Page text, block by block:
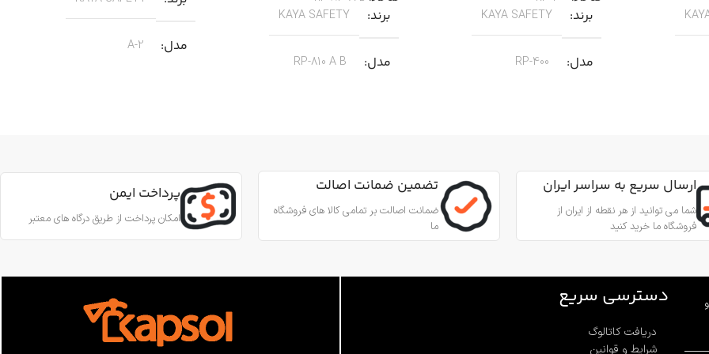
افقی و
فولاد ضد زنگ
برند KAYA SAFETY
مدل RP-400
بادامک درونی
آلیاژ آلومینیوم و فولاد ضد زنگ 316
قطر طناب
وزن
برند KAYA SAFETY
مدل RP-810 A B
مناسب برای کارهای عمودی، افقی و
جنس آلومینیوم
مدل A-2
قطر طناب
وزن
استاندارد EN567
ساخت ترکیه
ارسال سریع به سراسر ایران
شما می توانید از هر نقطه از ایران از
فروشگاه ما خرید کنید
تضمین ضمانت اصالت
ضمانت اصالت بر تمامی کالا های فروشگاه
ما
پرداخت ایمن
امکان پرداخت از طریق درگاه های معتبر
دسترسی سریع
دریافت کاتالوگ
شرایط و قوانین